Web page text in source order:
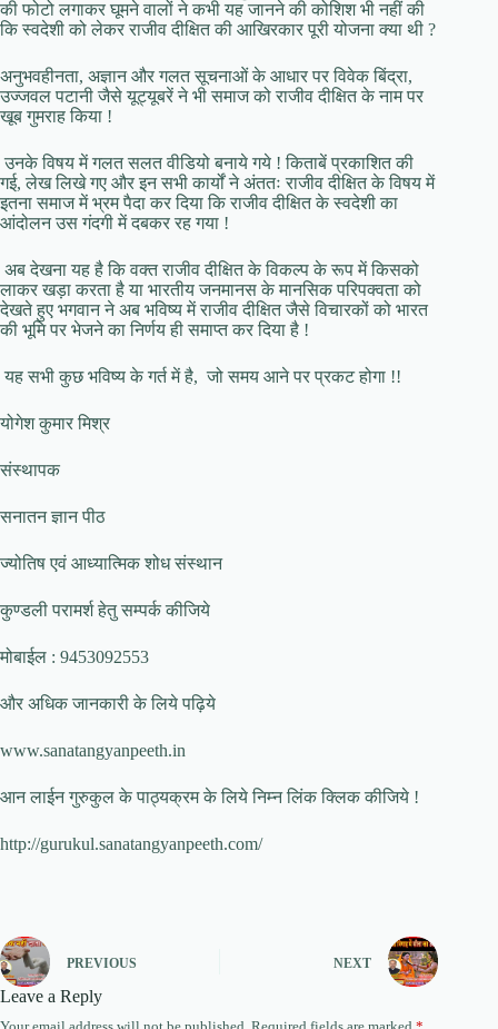
की फोटो लगाकर घूमने वालों ने कभी यह जानने की कोशिश भी नहीं की
कि स्वदेशी को लेकर राजीव दीक्षित की आखिरकार पूरी योजना क्या थी ?
अनुभवहीनता, अज्ञान और गलत सूचनाओं के आधार पर विवेक बिंद्रा,
उज्जवल पटानी जैसे यूट्यूबरें ने भी समाज को राजीव दीक्षित के नाम पर
खूब गुमराह किया !
उनके विषय में गलत सलत वीडियो बनाये गये ! किताबें प्रकाशित की
गई, लेख लिखे गए और इन सभी कार्यों ने अंततः राजीव दीक्षित के विषय में
इतना समाज में भ्रम पैदा कर दिया कि राजीव दीक्षित के स्वदेशी का
आंदोलन उस गंदगी में दबकर रह गया !
अब देखना यह है कि वक्त राजीव दीक्षित के विकल्प के रूप में किसको
लाकर खड़ा करता है या भारतीय जनमानस के मानसिक परिपक्वता को
देखते हुए भगवान ने अब भविष्य में राजीव दीक्षित जैसे विचारकों को भारत
की भूमि पर भेजने का निर्णय ही समाप्त कर दिया है !
यह सभी कुछ भविष्य के गर्त में है, जो समय आने पर प्रकट होगा !!
योगेश कुमार मिश्र
संस्थापक
सनातन ज्ञान पीठ
ज्योतिष एवं आध्यात्मिक शोध संस्थान
कुण्डली परामर्श हेतु सम्पर्क कीजिये
मोबाईल : 9453092553
और अधिक जानकारी के लिये पढ़िये
www.sanatangyanpeeth.in
आन लाईन गुरुकुल के पाठ्यक्रम के लिये निम्न लिंक क्लिक कीजिये !
http://gurukul.sanatangyanpeeth.com/
PREVIOUS NEXT
Leave a Reply